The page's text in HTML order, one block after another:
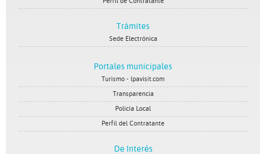
Trámites
Sede Electrónica
Portales municipales
Turismo - lpavisit.com
Transparencia
Policía Local
Perfil del Contratante
De Interés